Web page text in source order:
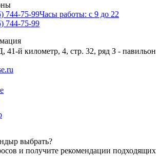
744-75-99Часы работы: c 9 до 22
744-75-99
й километр, 4, стр. 32, ряд З - павильон
выбрать?
и получите рекомендации подходящих